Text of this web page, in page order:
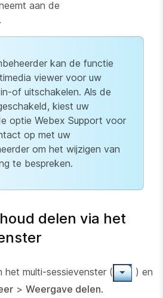
aan de
kan de functie
viewer voor uw
of uitschakelen. Als de
kiest uw
optie Webex Support voor
op met uw
om het wijzigen van
te bespreken.
delen via het
het multi-sessievenster (
) en
> Weergave delen.